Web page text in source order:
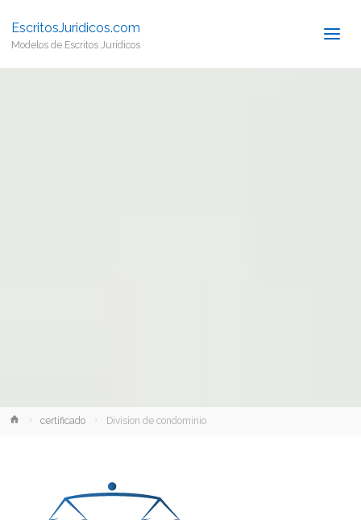
EscritosJuridicos.com
Modelos de Escritos Jurídicos
Iniciocertificado Division de condominio